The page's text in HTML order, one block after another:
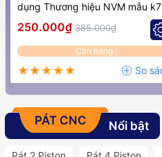
dụng Thương hiệu NVM mẫu k7
250.000₫ 385.000₫
Còn hàng
PÁT CNC Nổi bật